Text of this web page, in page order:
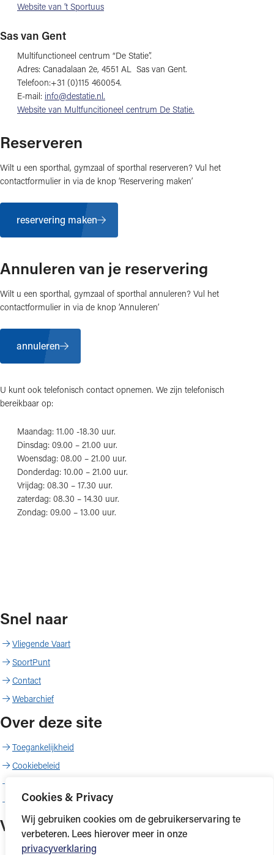
Cookies & Privacy
Wij gebruiken cookies om de gebruikerservaring te
verbeteren. Lees hierover meer in onze
privacyverklaring
Website van ’t Sportuus
Sas van Gent
Multifunctioneel centrum “De Statie”.
Adres: Canadalaan 2e, 4551 AL Sas van Gent.
Telefoon:+31 (0)115 460054.
E-mail: info@destatie.nl.
Website van Multfuncitioneel centrum De Statie.
Reserveren
Wilt u een sporthal, gymzaal of sporthal reserveren? Vul het
contactformulier in via de knop ‘Reservering maken’
reservering maken
Annuleren van je reservering
Wilt u een sporthal, gymzaal of sporthal annuleren? Vul het
contactformulier in via de knop ‘Annuleren’
annuleren
U kunt ook telefonisch contact opnemen. We zijn telefonisch
bereikbaar op:
Maandag: 11.00 -18.30 uur.
Dinsdag: 09.00 – 21.00 uur.
Woensdag: 08.00 – 21.00 uur.
Donderdag: 10.00 – 21.00 uur.
Vrijdag: 08.30 – 17.30 uur.
zaterdag: 08.30 – 14.30 uur.
Zondag: 09.00 – 13.00 uur.
Snel naar
Vliegende Vaart
SportPunt
Contact
Webarchief
Over deze site
Toegankelijkheid
Cookiebeleid
Copyright
Volg ons